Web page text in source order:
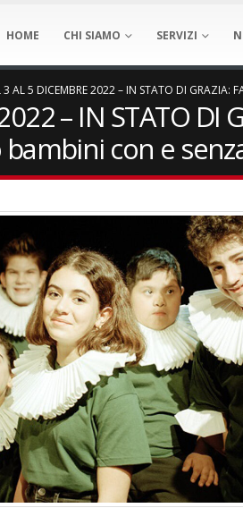
HOME CHI SIAMO SERVIZI
3 AL 5 DICEMBRE 2022 – IN STATO DI GRAZIA:
– IN STATO
con e